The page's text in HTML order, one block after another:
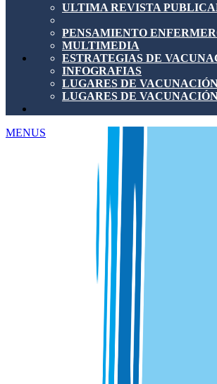
ULTIMA REVISTA
PENSAMIENTO
MULTIMEDIA
ESTRATEGIAS DE
INFOGRAFIAS
LUGARES DE
LUGARES DE
MENUS